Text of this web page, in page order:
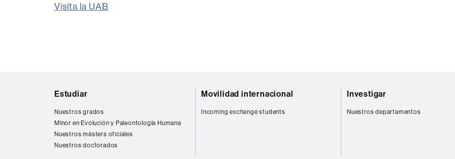
Visita la UAB
Estudiar
Nuestros grados
Mínor en Evolución y Paleontología Humana
Nuestros másters oficiales
Nuestros doctorados
Movilidad internacional
Incoming exchange students
Investigar
Nuestros departamentos